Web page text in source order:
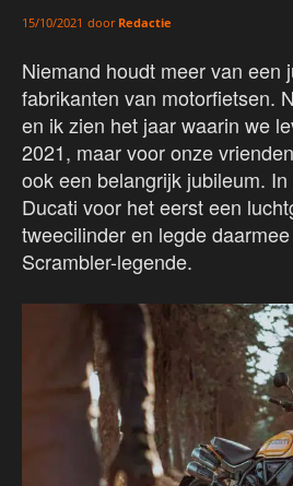
15/10/2021 door Redactie
Niemand houdt meer van een
fabrikanten van motorfietsen.
en ik zien het jaar waarin we
2021, maar voor onze
ook een belangrijk jubileum.
Ducati voor het eerst een
tweecilinder en legde
Scrambler-legende.